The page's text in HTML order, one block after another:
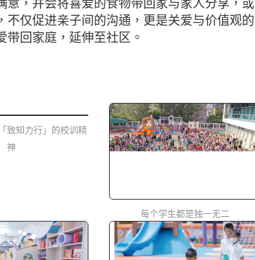
仅促进亲子间的沟通，更是关爱与价值观的
回家庭，延伸至社区。
致知力行」的校训精
神
每个学生都是独一无二